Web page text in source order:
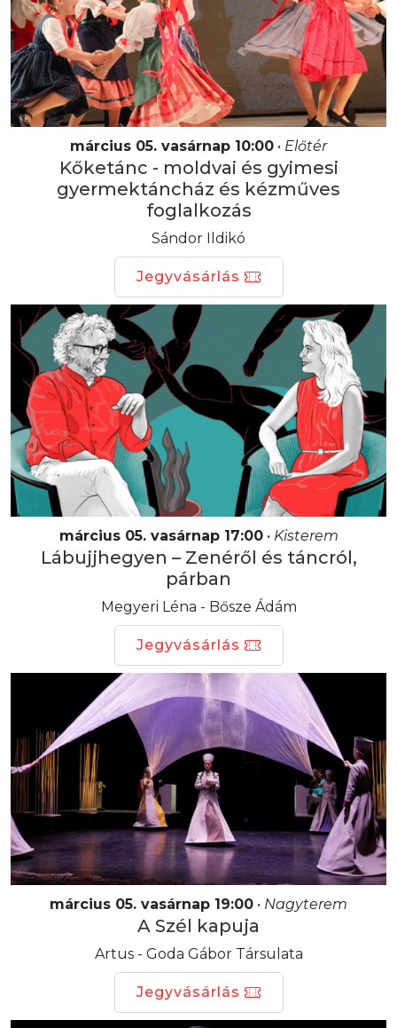
március 05. vasárnap 10:00 • Előtér
Kőketánc - moldvai és gyimesi
gyermektáncház és kézműves
foglalkozás
Sándor Ildikó
Jegyvásárlás
március 05. vasárnap 17:00• Kisterem
Lábujjhegyen – Zenéről és táncról,
párban
Megyeri Léna - Bősze Ádám
Jegyvásárlás
március 05. vasárnap 19:00 • Nagyterem
A Szél kapuja
Artus - Goda Gábor Társulata
Jegyvásárlás